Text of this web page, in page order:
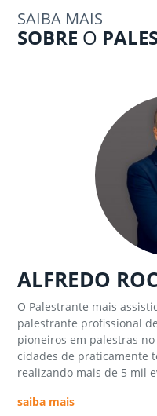
SAIBA MAIS
SOBRE O
ALFREDO
O Palestrante mais
palestrante profissional
pioneiros em palestras
cidades de praticamente
realizando mais de 5 mil
saiba mais